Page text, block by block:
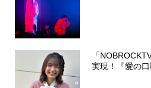
「
実現！『愛の